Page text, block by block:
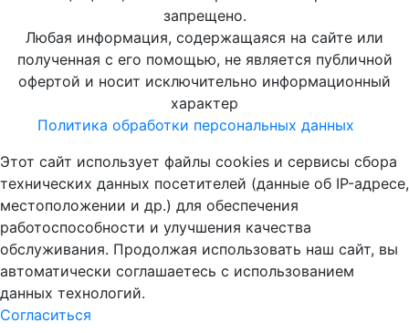
запрещено.
Любая информация, содержащаяся на сайте или
полученная с его помощью, не является публичной
офертой и носит исключительно информационный
характер
Политика обработки персональных данных
Этот сайт использует файлы cookies и сервисы сбора
технических данных посетителей (данные об IP-адресе,
местоположении и др.) для обеспечения
работоспособности и улучшения качества
обслуживания. Продолжая использовать наш сайт, вы
автоматически соглашаетесь с использованием
данных технологий.
Согласиться